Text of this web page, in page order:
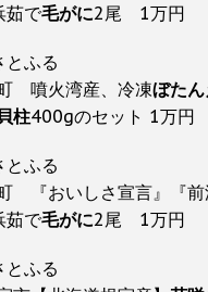
茹で毛がに2尾 1万円
とふる
噴火湾産、冷凍ぼた
柱400gのセット 1万円
とふる
『おいしさ宣言』『前
茹で毛がに2 尾 1万円
とふる